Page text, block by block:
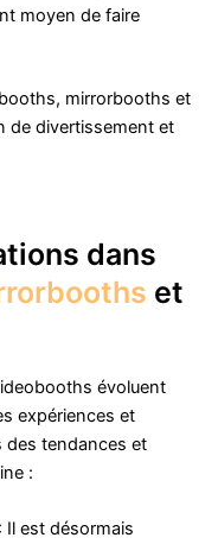
moyen de faire
mirrorbooths et
de divertissement et
dans
et
évoluent
expériences et
des tendances et
:
Il est désormais